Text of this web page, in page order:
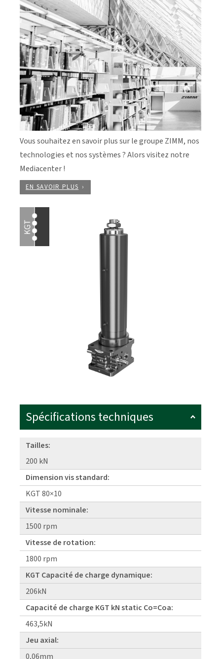
Vous souhaitez en savoir plus sur le groupe ZIMM, nos
technologies et nos systèmes ? Alors visitez notre
Mediacenter !
EN SAVOIR PLUS
Spécifications techniques
Tailles:
200 kN
Dimension vis standard:
KGT 80×10
Vitesse nominale:
1500 rpm
Vitesse de rotation:
1800 rpm
KGT Capacité de charge dynamique:
206kN
Capacité de charge KGT kN static Co=Coa:
463,5kN
Jeu axial:
0,06mm